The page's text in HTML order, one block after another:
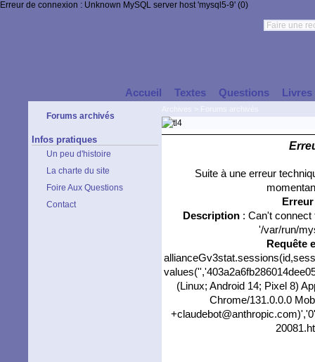
Erreur de connexion : Unknown MySQL server host 'mysql5-9' (0)
Accueil Textes Questions Livres
Forums archivés
Infos pratiques
Un peu d'histoire
La charte du site
Foire Aux Questions
Contact
Suite à une erreur
Description: Can't connect
'/var/run/
Requête
(Linux; Android 14; Pixel 8)
Chrome/131.0.0.0